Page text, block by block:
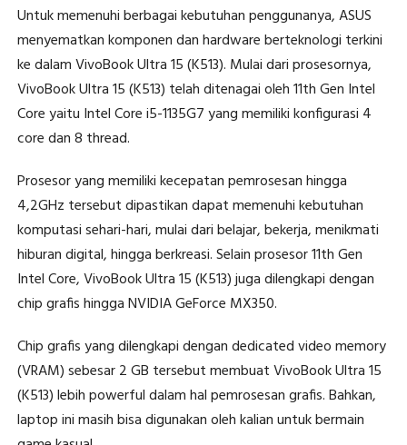
Untuk memenuhi berbagai kebutuhan penggunanya, ASUS
menyematkan komponen dan hardware berteknologi terkini
ke dalam VivoBook Ultra 15 (K513). Mulai dari prosesornya,
VivoBook Ultra 15 (K513) telah ditenagai oleh 11th Gen Intel
Core yaitu Intel Core i5-1135G7 yang memiliki konfigurasi 4
core dan 8 thread.
Prosesor yang memiliki kecepatan pemrosesan hingga
4,2GHz tersebut dipastikan dapat memenuhi kebutuhan
komputasi sehari-hari, mulai dari belajar, bekerja, menikmati
hiburan digital, hingga berkreasi. Selain prosesor 11th Gen
Intel Core, VivoBook Ultra 15 (K513) juga dilengkapi dengan
chip grafis hingga NVIDIA GeForce MX350.
Chip grafis yang dilengkapi dengan dedicated video memory
(VRAM) sebesar 2 GB tersebut membuat VivoBook Ultra 15
(K513) lebih powerful dalam hal pemrosesan grafis. Bahkan,
laptop ini masih bisa digunakan oleh kalian untuk bermain